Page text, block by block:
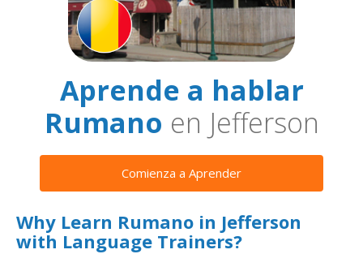
Aprende a hablar
Rumano en Jefferson
Comienza a Aprender
Why Learn Rumano in Jefferson
with Language Trainers?